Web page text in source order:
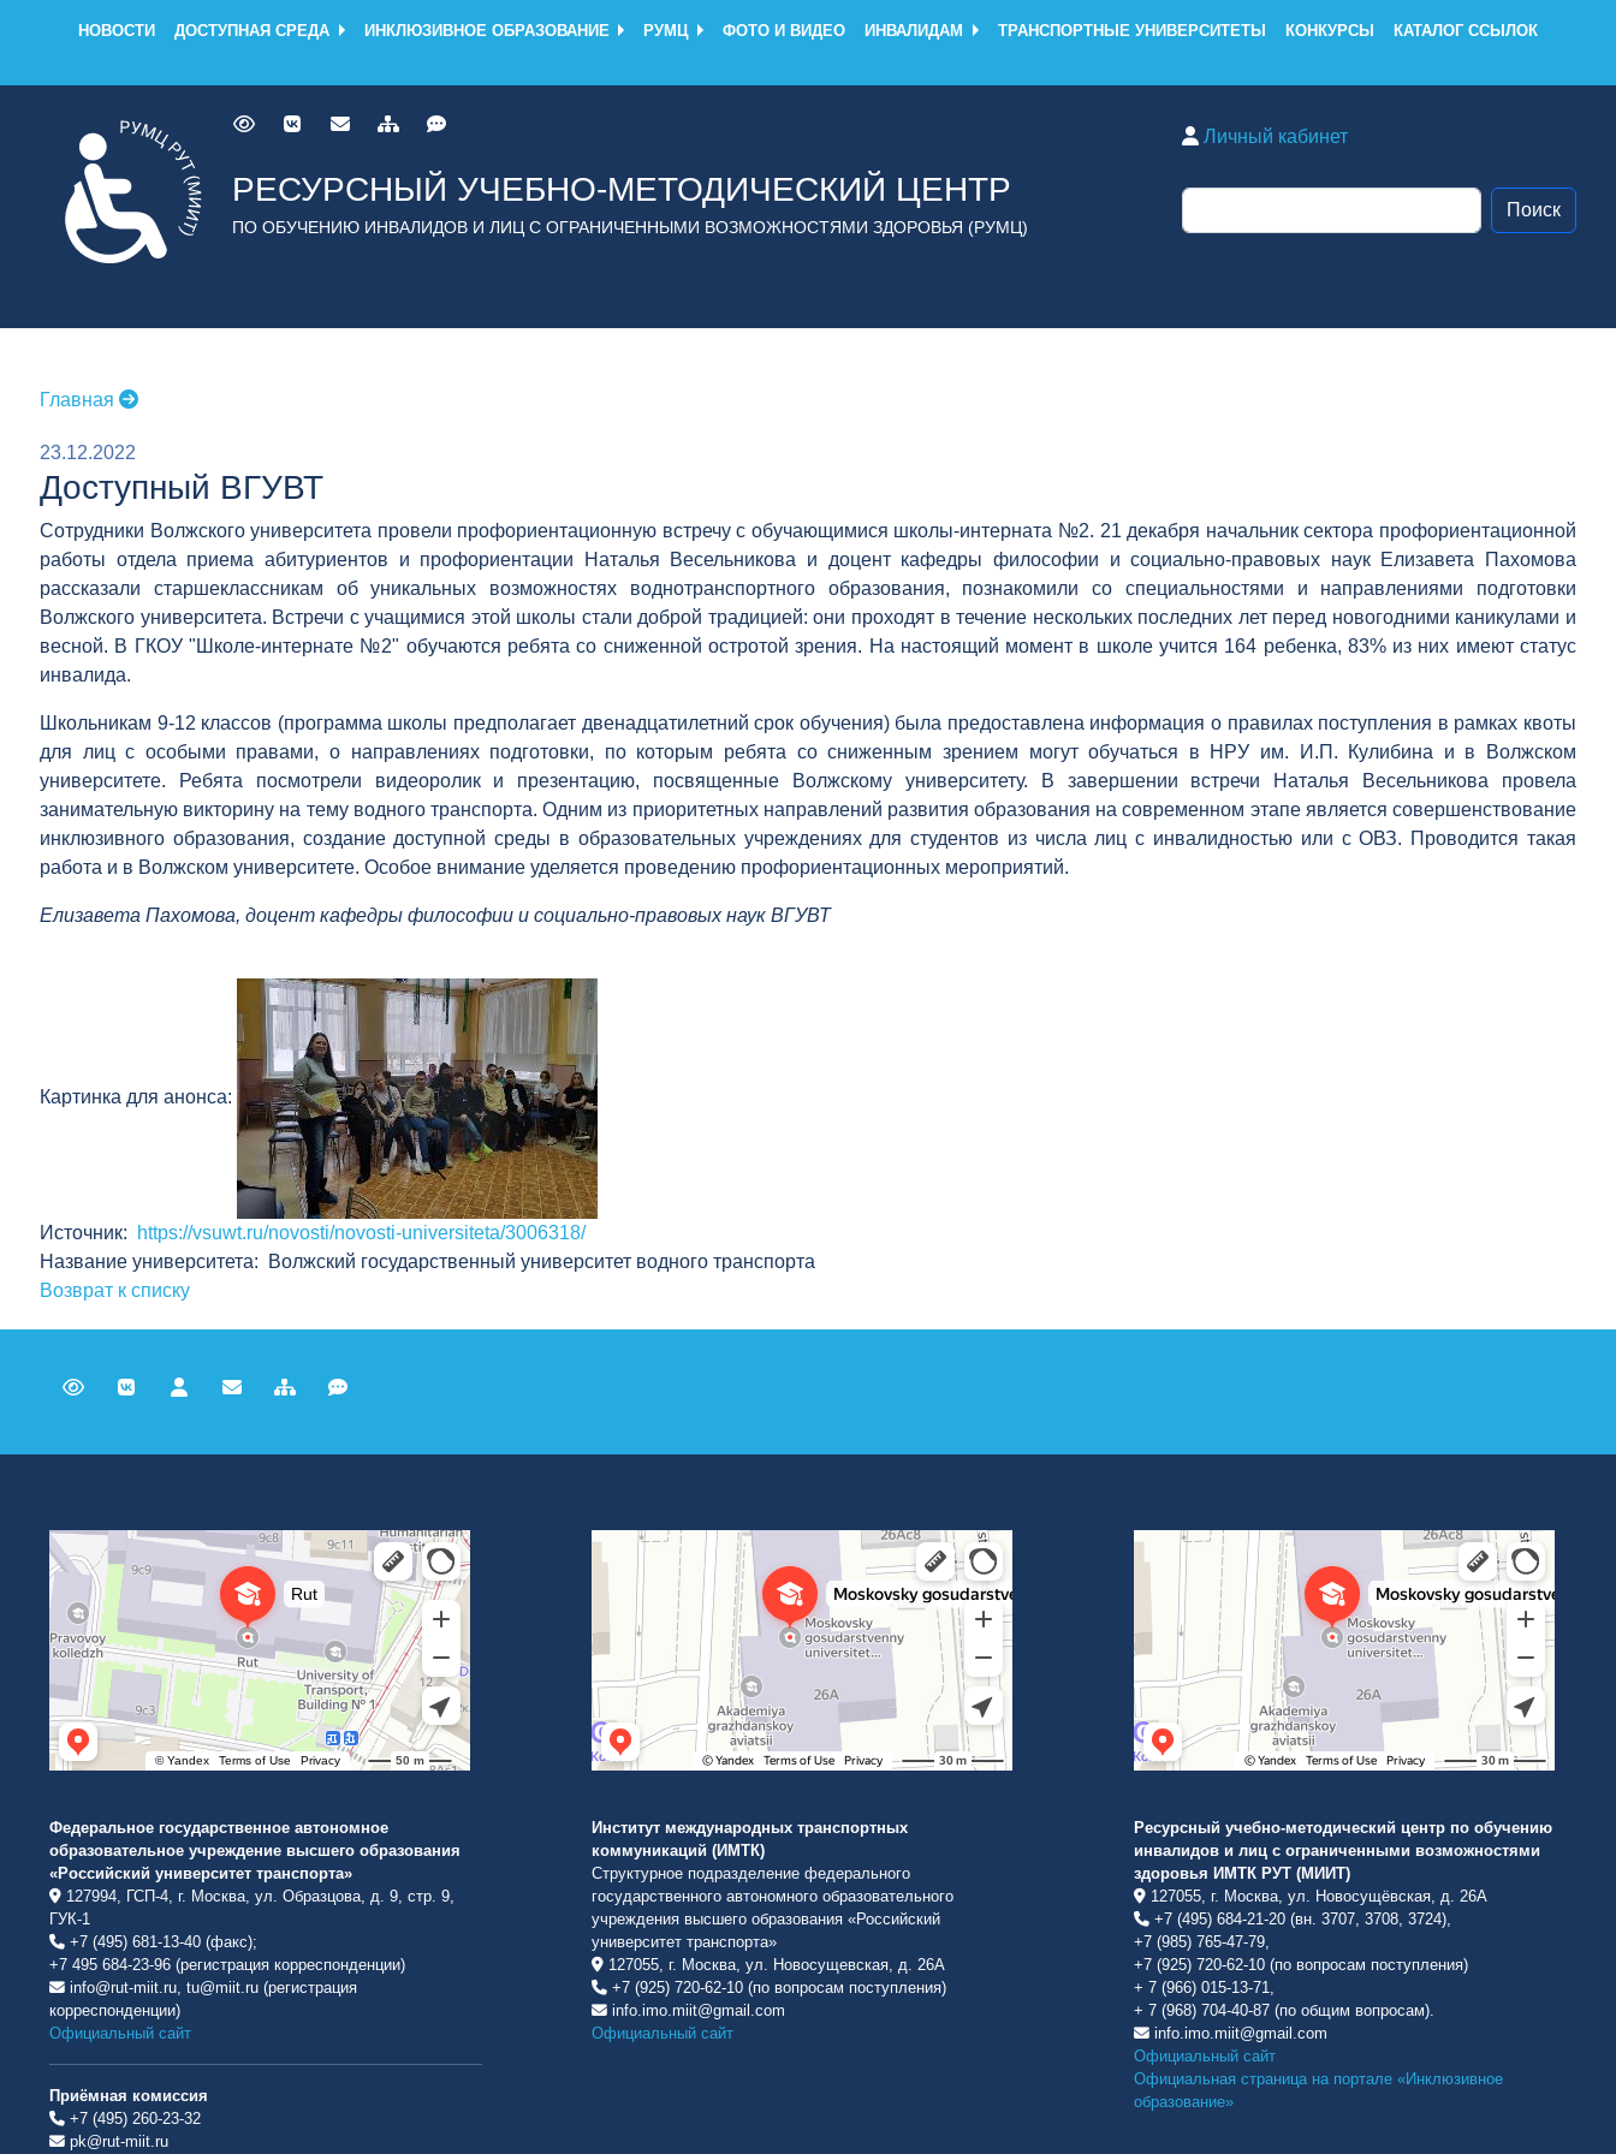
НОВОСТИ ДОСТУПНАЯ СРЕДА ИНКЛЮЗИВНОЕ ОБРАЗОВАНИЕ РУМЦ ФОТО И ВИДЕО ИНВАЛИДАМ ТРАНСПОРТНЫЕ УНИВЕРСИТЕТЫ КОНКУРСЫ КАТАЛОГ ССЫЛОК
РЕСУРСНЫЙ УЧЕБНО-МЕТОДИЧЕСКИЙ ЦЕНТР
ПО ОБУЧЕНИЮ ИНВАЛИДОВ И ЛИЦ С ОГРАНИЧЕННЫМИ ВОЗМОЖНОСТЯМИ ЗДОРОВЬЯ (РУМЦ)
Личный кабинет
Главная
23.12.2022
Доступный ВГУВТ
Сотрудники Волжского университета провели профориентационную встречу с обучающимися школы-интерната №2. 21 декабря начальник сектора профориентационной
работы отдела приема абитуриентов и профориентации Наталья Весельникова и доцент кафедры философии и социально-правовых наук Елизавета Пахомова
рассказали старшеклассникам об уникальных возможностях воднотранспортного образования, познакомили со специальностями и направлениями подготовки
Волжского университета. Встречи с учащимися этой школы стали доброй традицией: они проходят в течение нескольких последних лет перед новогодними каникулами и
весной. В ГКОУ "Школе-интернате №2" обучаются ребята со сниженной остротой зрения. На настоящий момент в школе учится 164 ребенка, 83% из них имеют статус
инвалида.
Школьникам 9-12 классов (программа школы предполагает двенадцатилетний срок обучения) была предоставлена информация о правилах поступления в рамках квоты
для лиц с особыми правами, о направлениях подготовки, по которым ребята со сниженным зрением могут обучаться в НРУ им. И.П. Кулибина и в Волжском
университете. Ребята посмотрели видеоролик и презентацию, посвященные Волжскому университету. В завершении встречи Наталья Весельникова провела
занимательную викторину на тему водного транспорта. Одним из приоритетных направлений развития образования на современном этапе является совершенствование
инклюзивного образования, создание доступной среды в образовательных учреждениях для студентов из числа лиц с инвалидностью или с ОВЗ. Проводится такая
работа и в Волжском университете. Особое внимание уделяется проведению профориентационных мероприятий.
Елизавета Пахомова, доцент кафедры философии и социально-правовых наук ВГУВТ
Картинка для анонса:
Источник:
https://vsuwt.ru/novosti/novosti-universiteta/3006318/
Название университета: Волжский государственный университет водного транспорта
Возврат к списку
Российский университет транспорта
ВУЗ в Москве
Федеральное государственное автономное
образовательное учреждение высшего образования
«Российский университет транспорта»
127994, ГСП-4, г. Москва, ул. Образцова, д. 9, стр. 9,
ГУК-1
+7 (495) 681-13-40 (факс);
+7 495 684-23-96 (регистрация корреспонденции)
info@rut-miit.ru, tu@miit.ru (регистрация
корреспонденции)
Официальный сайт
Приёмная комиссия
+7 (495) 260-23-32
pk@rut-miit.ru
Институт международных транспортных коммуникаций Рут
ВУЗ в Москве
Институт международных транспортных
коммуникаций (ИМТК)
Структурное подразделение федерального
государственного автономного образовательного
учреждения высшего образования «Российский
университет транспорта»
127055, г. Москва, ул. Новосущевская, д. 26А
+7 (925) 720-62-10 (по вопросам поступления)
info.imo.miit@gmail.com
Официальный сайт
Институт международных транспортных коммуникаций Рут
ВУЗ в Москве
Ресурсный учебно-методический центр по обучению
инвалидов и лиц с ограниченными возможностями
здоровья ИМТК РУТ (МИИТ)
127055, г. Москва, ул. Новосущёвская, д. 26А
+7 (495) 684-21-20 (вн. 3707, 3708, 3724),
+7 (985) 765-47-79,
+7 (925) 720-62-10 (по вопросам поступления)
+ 7 (966) 015-13-71,
+ 7 (968) 704-40-87 (по общим вопросам).
info.imo.miit@gmail.com
Официальный сайт
Официальная страница на портале «Инклюзивное
образование»